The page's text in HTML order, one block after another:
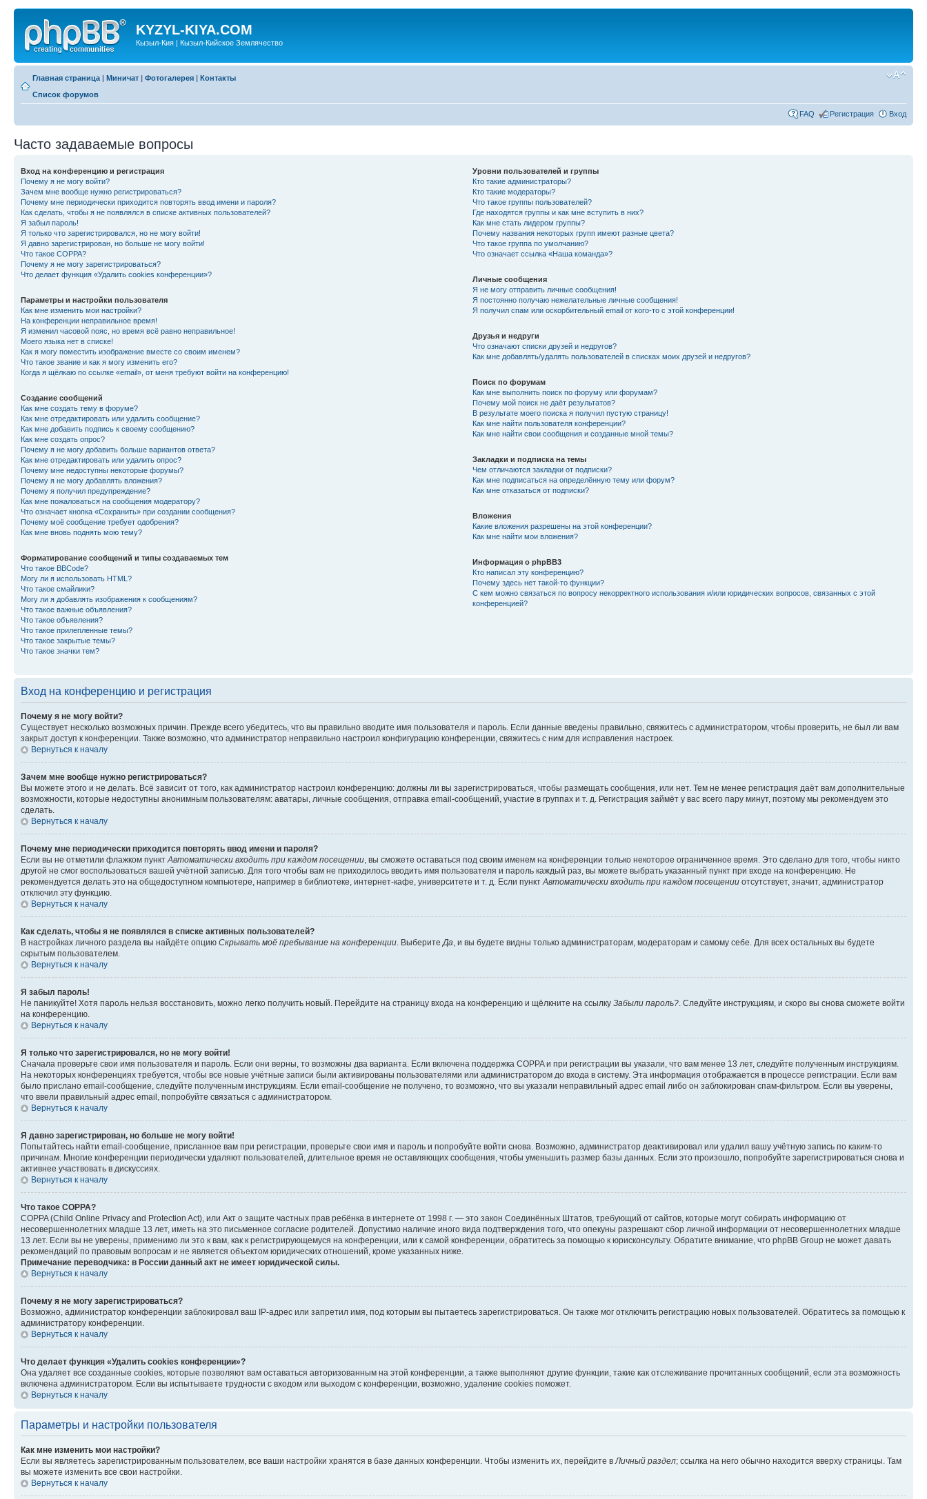
KYZYL-KIYA.COM
Кызыл-Кия | Кызыл-Кийское Землячество
Главная страница | Миничат | Фотогалерея | Контакты
Список форумов
FAQ Регистрация Вход
Часто задаваемые вопросы
Вход на конференцию и регистрация
Почему я не могу войти?
Зачем мне вообще нужно регистрироваться?
Почему мне периодически приходится повторять ввод имени и пароля?
Как сделать, чтобы я не появлялся в списке активных пользователей?
Я забыл пароль!
Я только что зарегистрировался, но не могу войти!
Я давно зарегистрирован, но больше не могу войти!
Что такое COPPA?
Почему я не могу зарегистрироваться?
Что делает функция «Удалить cookies конференции»?
Параметры и настройки пользователя
Как мне изменить мои настройки?
На конференции неправильное время!
Я изменил часовой пояс, но время всё равно неправильное!
Моего языка нет в списке!
Как я могу поместить изображение вместе со своим именем?
Что такое звание и как я могу изменить его?
Когда я щёлкаю по ссылке «email», от меня требуют войти на конференцию!
Создание сообщений
Как мне создать тему в форуме?
Как мне отредактировать или удалить сообщение?
Как мне добавить подпись к своему сообщению?
Как мне создать опрос?
Почему я не могу добавить больше вариантов ответа?
Как мне отредактировать или удалить опрос?
Почему мне недоступны некоторые форумы?
Почему я не могу добавлять вложения?
Почему я получил предупреждение?
Как мне пожаловаться на сообщения модератору?
Что означает кнопка «Сохранить» при создании сообщения?
Почему моё сообщение требует одобрения?
Как мне вновь поднять мою тему?
Форматирование сообщений и типы создаваемых тем
Что такое BBCode?
Могу ли я использовать HTML?
Что такое смайлики?
Могу ли я добавлять изображения к сообщениям?
Что такое важные объявления?
Что такое объявления?
Что такое прилепленные темы?
Что такое закрытые темы?
Что такое значки тем?
Уровни пользователей и группы
Кто такие администраторы?
Кто такие модераторы?
Что такое группы пользователей?
Где находятся группы и как мне вступить в них?
Как мне стать лидером группы?
Почему названия некоторых групп имеют разные цвета?
Что такое группа по умолчанию?
Что означает ссылка «Наша команда»?
Личные сообщения
Я не могу отправить личные сообщения!
Я постоянно получаю нежелательные личные сообщения!
Я получил спам или оскорбительный email от кого-то с этой конференции!
Друзья и недруги
Что означают списки друзей и недругов?
Как мне добавлять/удалять пользователей в списках моих друзей и недругов?
Поиск по форумам
Как мне выполнить поиск по форуму или форумам?
Почему мой поиск не даёт результатов?
В результате моего поиска я получил пустую страницу!
Как мне найти пользователя конференции?
Как мне найти свои сообщения и созданные мной темы?
Закладки и подписка на темы
Чем отличаются закладки от подписки?
Как мне подписаться на определённую тему или форум?
Как мне отказаться от подписки?
Вложения
Какие вложения разрешены на этой конференции?
Как мне найти мои вложения?
Информация о phpBB3
Кто написал эту конференцию?
Почему здесь нет такой-то функции?
С кем можно связаться по вопросу некорректного использования и/или юридических вопросов, связанных с этой
конференцией?
Вход на конференцию и регистрация
Почему я не могу войти?
Существует несколько возможных причин. Прежде всего убедитесь, что вы правильно вводите имя пользователя и пароль. Если данные введены правильно, свяжитесь с администратором, чтобы проверить, не был ли вам
закрыт доступ к конференции. Также возможно, что администратор неправильно настроил конфигурацию конференции, свяжитесь с ним для исправления настроек.
Вернуться к началу
Зачем мне вообще нужно регистрироваться?
Вы можете этого и не делать. Всё зависит от того, как администратор настроил конференцию: должны ли вы зарегистрироваться, чтобы размещать сообщения, или нет. Тем не менее регистрация даёт вам дополнительные
возможности, которые недоступны анонимным пользователям: аватары, личные сообщения, отправка email-сообщений, участие в группах и т. д. Регистрация займёт у вас всего пару минут, поэтому мы рекомендуем это
сделать.
Вернуться к началу
Почему мне периодически приходится повторять ввод имени и пароля?
Если вы не отметили флажком пункт Автоматически входить при каждом посещении , вы сможете оставаться под своим именем на конференции только некоторое ограниченное время. Это сделано для того, чтобы никто
другой не смог воспользоваться вашей учётной записью. Для того чтобы вам не приходилось вводить имя пользователя и пароль каждый раз, вы можете выбрать указанный пункт при входе на конференцию. Не
рекомендуется делать это на общедоступном компьютере, например в библиотеке, интернет-кафе, университете и т. д. Если пункт Автоматически входить при каждом посещении отсутствует, значит, администратор
отключил эту функцию.
Вернуться к началу
Как сделать, чтобы я не появлялся в списке активных пользователей?
В настройках личного раздела вы найдёте опцию Скрывать моё пребывание на конференции . Выберите Да , и вы будете видны только администраторам, модераторам и самому себе. Для всех остальных вы будете
скрытым пользователем.
Вернуться к началу
Я забыл пароль!
Не паникуйте! Хотя пароль нельзя восстановить, можно легко получить новый. Перейдите на страницу входа на конференцию и щёлкните на ссылку Забыли пароль? . Следуйте инструкциям, и скоро вы снова сможете войти
на конференцию.
Вернуться к началу
Я только что зарегистрировался, но не могу войти!
Сначала проверьте свои имя пользователя и пароль. Если они верны, то возможны два варианта. Если включена поддержка COPPA и при регистрации вы указали, что вам менее 13 лет, следуйте полученным инструкциям.
На некоторых конференциях требуется, чтобы все новые учётные записи были активированы пользователями или администратором до входа в систему. Эта информация отображается в процессе регистрации. Если вам
было прислано email-сообщение, следуйте полученным инструкциям. Если email-сообщение не получено, то возможно, что вы указали неправильный адрес email либо он заблокирован спам-фильтром. Если вы уверены,
что ввели правильный адрес email, попробуйте связаться с администратором.
Вернуться к началу
Я давно зарегистрирован, но больше не могу войти!
Попытайтесь найти email-сообщение, присланное вам при регистрации, проверьте свои имя и пароль и попробуйте войти снова. Возможно, администратор деактивировал или удалил вашу учётную запись по каким-то
причинам. Многие конференции периодически удаляют пользователей, длительное время не оставляющих сообщения, чтобы уменьшить размер базы данных. Если это произошло, попробуйте зарегистрироваться снова и
активнее участвовать в дискуссиях.
Вернуться к началу
Что такое COPPA?
COPPA (Child Online Privacy and Protection Act), или Акт о защите частных прав ребёнка в интернете от 1998 г. — это закон Соединённых Штатов, требующий от сайтов, которые могут собирать информацию от
несовершеннолетних младше 13 лет, иметь на это письменное согласие родителей. Допустимо наличие иного вида подтверждения того, что опекуны разрешают сбор личной информации от несовершеннолетних младше
13 лет. Если вы не уверены, применимо ли это к вам, как к регистрирующемуся на конференции, или к самой конференции, обратитесь за помощью к юрисконсульту. Обратите внимание, что phpBB Group не может давать
рекомендаций по правовым вопросам и не является объектом юридических отношений, кроме указанных ниже.
Примечание переводчика: в России данный акт не имеет юридической силы.
Вернуться к началу
Почему я не могу зарегистрироваться?
Возможно, администратор конференции заблокировал ваш IP-адрес или запретил имя, под которым вы пытаетесь зарегистрироваться. Он также мог отключить регистрацию новых пользователей. Обратитесь за помощью к
администратору конференции.
Вернуться к началу
Что делает функция «Удалить cookies конференции»?
Она удаляет все созданные cookies, которые позволяют вам оставаться авторизованным на этой конференции, а также выполняют другие функции, такие как отслеживание прочитанных сообщений, если эта возможность
включена администратором. Если вы испытываете трудности с входом или выходом с конференции, возможно, удаление cookies поможет.
Вернуться к началу
Параметры и настройки пользователя
Как мне изменить мои настройки?
Если вы являетесь зарегистрированным пользователем, все ваши настройки хранятся в базе данных конференции. Чтобы изменить их, перейдите в Личный раздел; ссылка на него обычно находится вверху страницы. Там
вы можете изменить все свои настройки.
Вернуться к началу